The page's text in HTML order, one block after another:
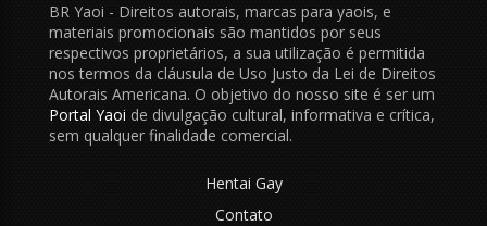
BR Yaoi - Direitos autorais, marcas para yaois, e
materiais promocionais são mantidos por seus
respectivos proprietários, a sua utilização é permitida
nos termos da cláusula de Uso Justo da Lei de Direitos
Autorais Americana. O objetivo do nosso site é ser um
Portal Yaoi de divulgação cultural, informativa e crítica,
sem qualquer finalidade comercial.
Hentai Gay
Contato